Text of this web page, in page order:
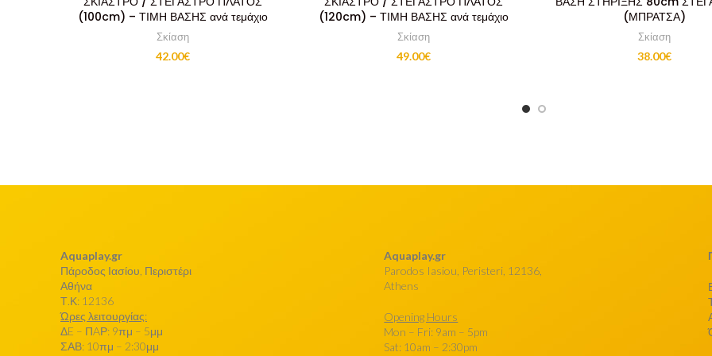
(100cm) – ΤΙΜΗ ΒΑΣΗΣ ανά τεμάχιο
Σκίαση
42.00€
(120cm) – ΤΙΜΗ ΒΑΣΗΣ ανά τεμάχιο
Σκίαση
49.00€
(ΜΠΡΑΤΣΑ)
Σκίαση
38.00€
Aquaplay.gr
Πάροδος Ιασίου, Περιστέρι
Αθήνα
Τ.Κ: 12136
Ώρες λειτουργίας:
ΔE – ΠAΡ: 9πμ – 5μμ
ΣΑΒ: 10πμ – 2:30μμ
Aquaplay.gr
Parodos Iasiou, Peristeri, 12136,
Athens
Opening Hours
Mon – Fri: 9am – 5pm
Sat: 10am – 2:30pm